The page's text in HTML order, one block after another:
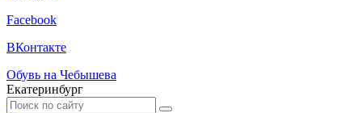
Facebook
ВКонтакте
Обувь на Чебышева
Екатеринбург